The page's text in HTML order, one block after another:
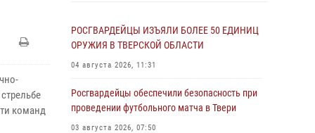
команд
РОСГВАРДЕЙЦЫ ИЗЪЯЛИ БОЛЕЕ 50 ЕДИНИЦ
ОРУЖИЯ В ТВЕРСКОЙ ОБЛАСТИ
04 августа 2026, 11:31
Росгвардейцы обеспечили безопасность при
проведении футбольного матча в Твери
03 августа 2026, 07:50